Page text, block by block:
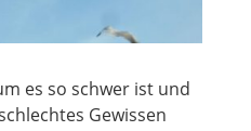
es so schwer ist und
Gewissen